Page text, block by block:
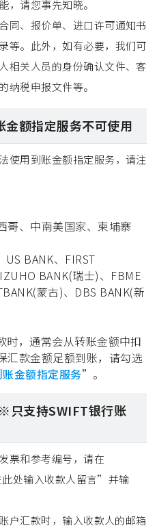
，请您事先知晓。
同、报价单、进口许可通知书
等。此外，如有必要，我们可
相关人员的身份确认文件、客
纳税申报文件等。
额指定服务不可使用
使用到账金额指定服务，请注
哥、中南美国家、柬埔寨
US BANK、FIRST
BANK(瑞士)、FBME
蒙古)、DBS BANK(新
时，通常会从转账金额中扣
汇款金额足额到账，请勾选
账金额指定服务”。
只支持SWIFT银行账
票和参考编号，请在
处输入收款人留言”并输
户汇款时，输入收款人的邮箱